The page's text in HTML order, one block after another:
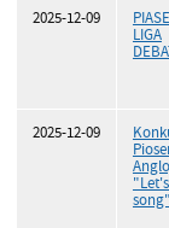
2025-12-09
LIGA
2025-12-09
song"